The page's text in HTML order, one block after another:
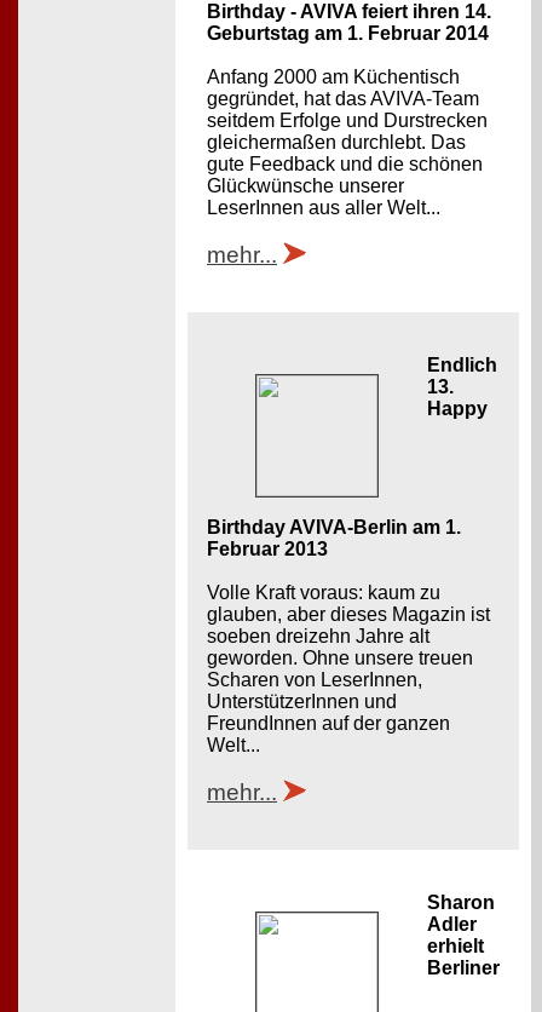
Birthday - AVIVA feiert ihren 14.
Geburtstag am 1. Februar 2014
Anfang 2000 am Küchentisch
gegründet, hat das AVIVA-Team
seitdem Erfolge und Durstrecken
gleichermaßen durchlebt. Das
gute Feedback und die schönen
Glückwünsche unserer
LeserInnen aus aller Welt...
mehr...
Endlich
13.
Happy
Birthday AVIVA-Berlin am 1.
Februar 2013
Volle Kraft voraus: kaum zu
glauben, aber dieses Magazin ist
soeben dreizehn Jahre alt
geworden. Ohne unsere treuen
Scharen von LeserInnen,
UnterstützerInnen und
FreundInnen auf der ganzen
Welt...
mehr...
Sharon
Adler
erhielt
Berliner